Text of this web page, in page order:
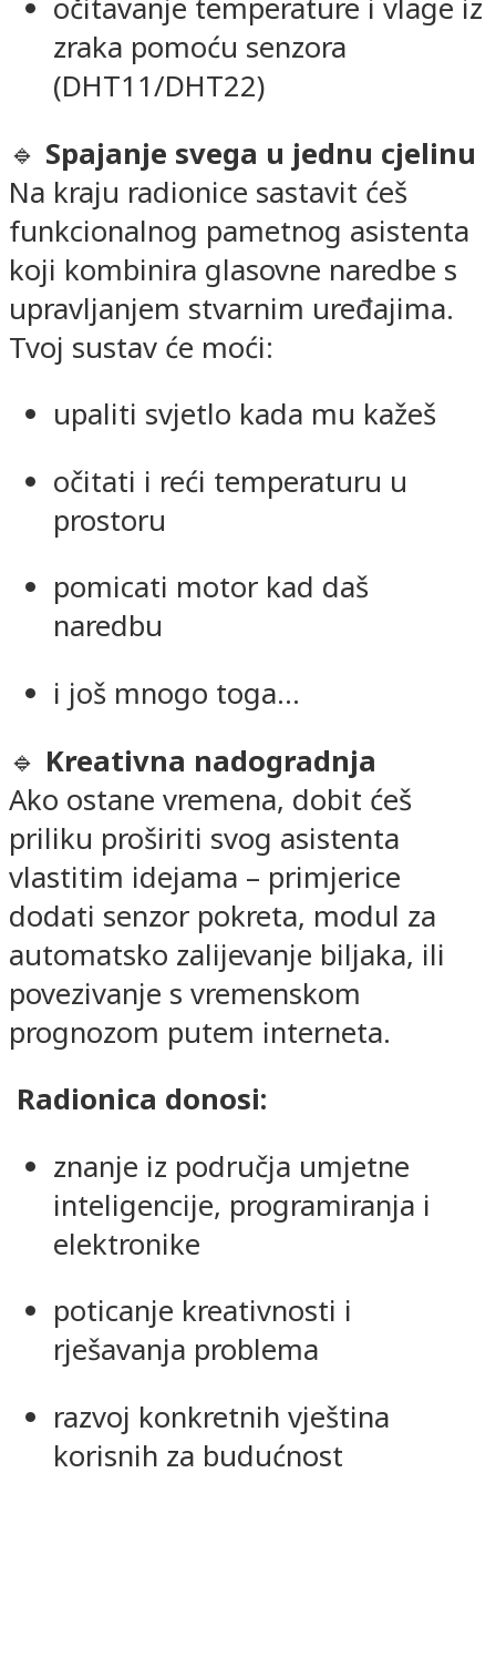
očitavanje temperature i vlage iz
zraka pomoću senzora
(DHT11/DHT22)
🔹 Spajanje svega u jednu cjelinu
Na kraju radionice sastavit ćeš
funkcionalnog pametnog asistenta
koji kombinira glasovne naredbe s
upravljanjem stvarnim uređajima.
Tvoj sustav će moći:
upaliti svjetlo kada mu kažeš
očitati i reći temperaturu u
prostoru
pomicati motor kad daš
naredbu
i još mnogo toga…
🔹 Kreativna nadogradnja
Ako ostane vremena, dobit ćeš
priliku proširiti svog asistenta
vlastitim idejama – primjerice
dodati senzor pokreta, modul za
automatsko zalijevanje biljaka, ili
povezivanje s vremenskom
prognozom putem interneta.
Radionica donosi:
znanje iz područja umjetne
inteligencije, programiranja i
elektronike
poticanje kreativnosti i
rješavanja problema
razvoj konkretnih vještina
korisnih za budućnost